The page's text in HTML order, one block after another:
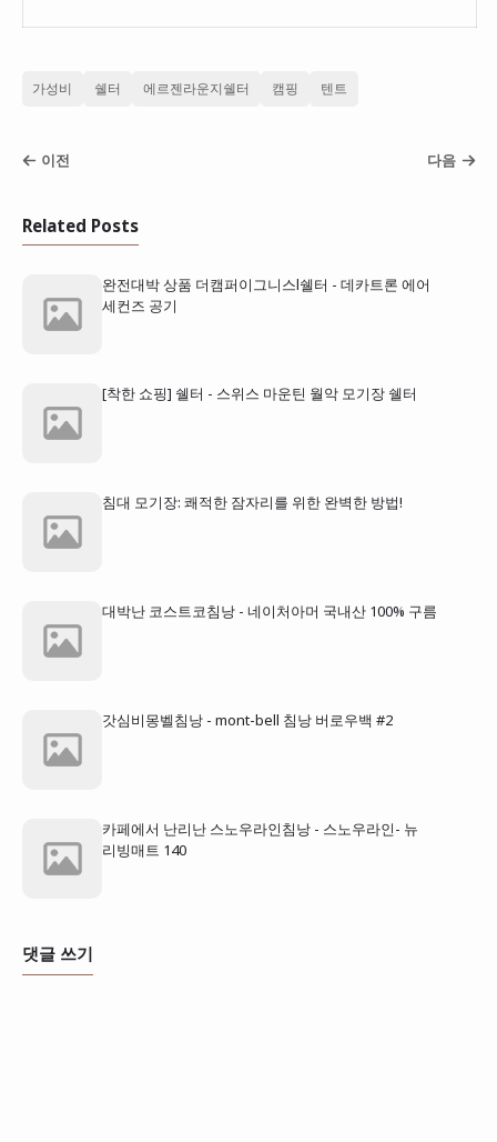
가성비 쉘터 에르젠라운지쉘터 캠핑 텐트
이전 다음
Related Posts
완전대박 상품 더캠퍼이그니스l쉘터 - 데카트론 에어
세컨즈 공기
[착한 쇼핑] 쉘터 - 스위스 마운틴 월악 모기장 쉘터
침대 모기장: 쾌적한 잠자리를 위한 완벽한 방법!
대박난 코스트코침낭 - 네이처아머 국내산 100% 구름
갓심비몽벨침낭 - mont-bell 침낭 버로우백 #2
카페에서 난리난 스노우라인침낭 - 스노우라인- 뉴
리빙매트 140
댓글 쓰기